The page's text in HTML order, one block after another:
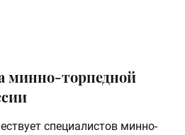
минно-торпедной
специалистов минно-